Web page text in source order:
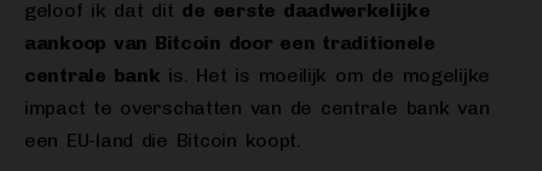
geloof ik dat dit de eerste daadwerkelijke
aankoop van Bitcoin door een traditionele
centrale bank is. Het is moeilijk om de mogelijke
impact te overschatten van de centrale bank van
een EU-land die Bitcoin koopt.